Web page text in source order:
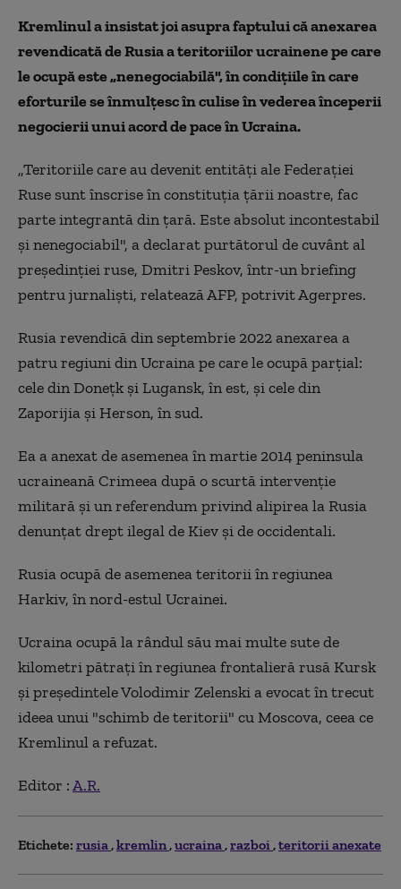
Kremlinul a insistat joi asupra faptului că anexarea
revendicată de Rusia a teritoriilor ucrainene pe care
le ocupă este „nenegociabilă", în condiţiile în care
eforturile se înmulţesc în culise în vederea începerii
negocierii unui acord de pace în Ucraina.
„Teritoriile care au devenit entităţi ale Federaţiei
Ruse sunt înscrise în constituţia ţării noastre, fac
parte integrantă din ţară. Este absolut incontestabil
şi nenegociabil", a declarat purtătorul de cuvânt al
preşedinţiei ruse, Dmitri Peskov, într-un briefing
pentru jurnalişti, relatează AFP, potrivit Agerpres.
Rusia revendică din septembrie 2022 anexarea a
patru regiuni din Ucraina pe care le ocupă parţial:
cele din Doneţk şi Lugansk, în est, şi cele din
Zaporijia şi Herson, în sud.
Ea a anexat de asemenea în martie 2014 peninsula
ucraineană Crimeea după o scurtă intervenţie
militară şi un referendum privind alipirea la Rusia
denunţat drept ilegal de Kiev şi de occidentali.
Rusia ocupă de asemenea teritorii în regiunea
Harkiv, în nord-estul Ucrainei.
Ucraina ocupă la rândul său mai multe sute de
kilometri pătraţi în regiunea frontalieră rusă Kursk
şi preşedintele Volodimir Zelenski a evocat în trecut
ideea unui "schimb de teritorii" cu Moscova, ceea ce
Kremlinul a refuzat.
Editor :A.R.
Etichete: rusia kremlin ucraina razboi teritorii anexate